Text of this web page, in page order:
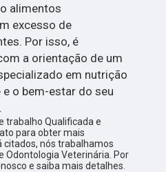
alimentos
excesso de
Por isso, é
a orientação de um
em nutrição
o bem-estar do seu
trabalho Qualificada e
para obter mais
nós trabalhamos
Odontologia Veterinária. Por
e saiba mais detalhes.